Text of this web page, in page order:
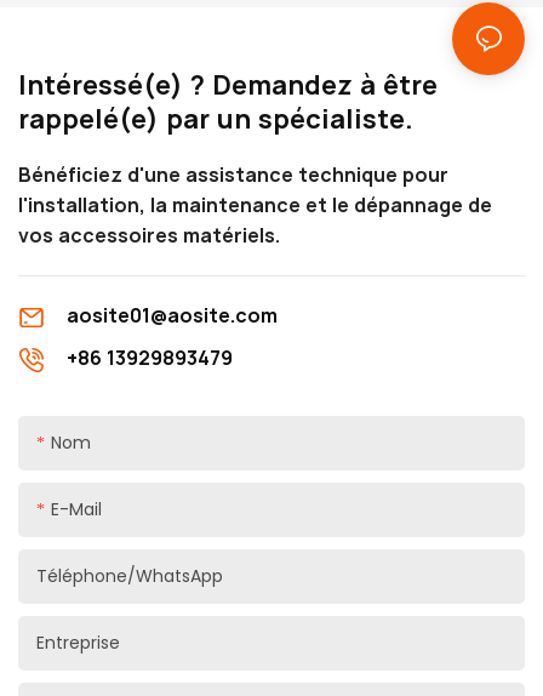
Intéressé(e) ? Demandez à être
rappelé(e) par un spécialiste.
Bénéficiez d'une assistance technique pour
l'installation, la maintenance et le dépannage de
vos accessoires matériels.
aosite01@aosite.com
+86 13929893479
Nom
E-Mail
Téléphone/WhatsApp
Entreprise